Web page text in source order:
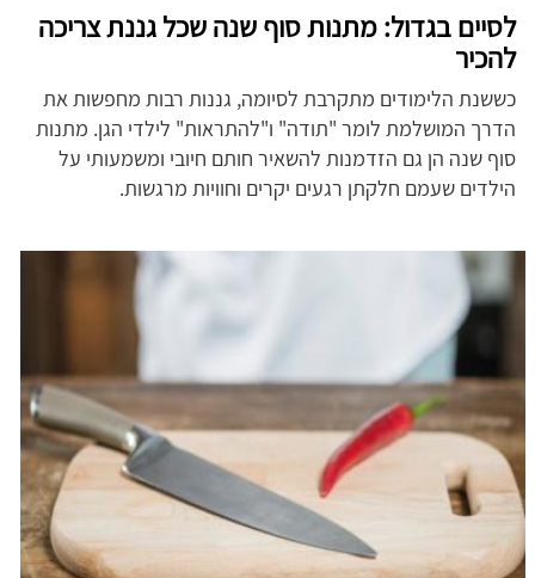
לסיים בגדול: מתנות סוף שנה שכל גננת צריכה
להכיר
כששנת הלימודים מתקרבת לסיומה, גננות רבות מחפשות את
הדרך המושלמת לומר "תודה" ו"להתראות" לילדי הגן. מתנות
סוף שנה הן גם הזדמנות להשאיר חותם חיובי ומשמעותי על
הילדים שעמם חלקתן רגעים יקרים וחוויות מרגשות.